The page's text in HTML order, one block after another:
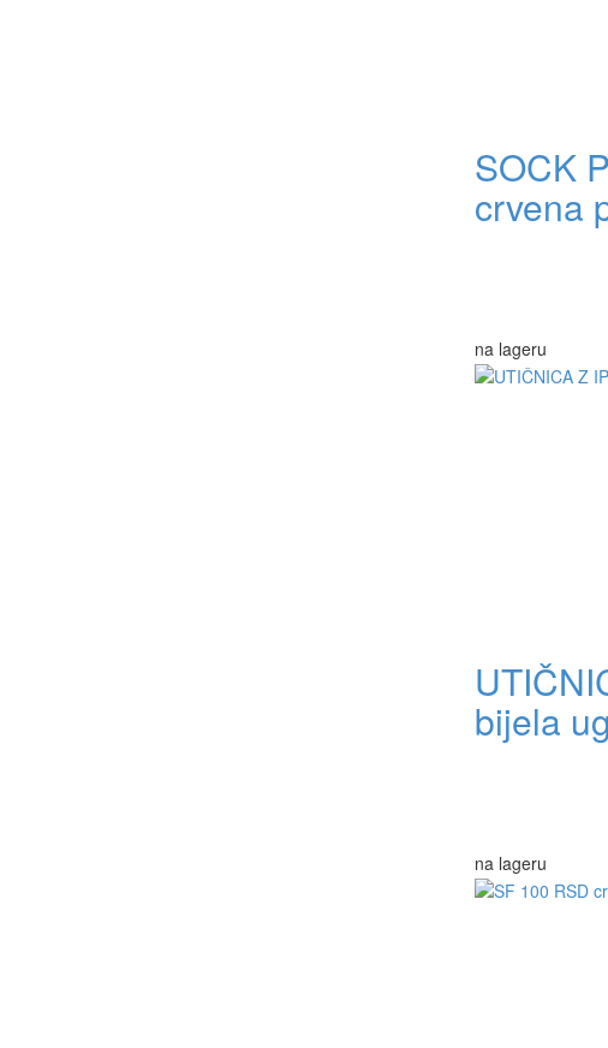
SOCK
crvena
na lageru
bijela
na lageru